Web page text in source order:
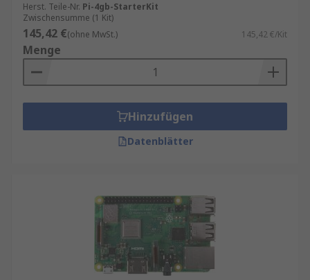
Herst. Teile-Nr. Pi-4gb-StarterKit
Zwischensumme (1 Kit)
145,42 €(ohne MwSt.) 145,42 €/Kit
Menge
Hinzufügen
Datenblätter